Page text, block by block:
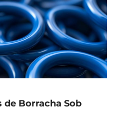
de Borracha Sob